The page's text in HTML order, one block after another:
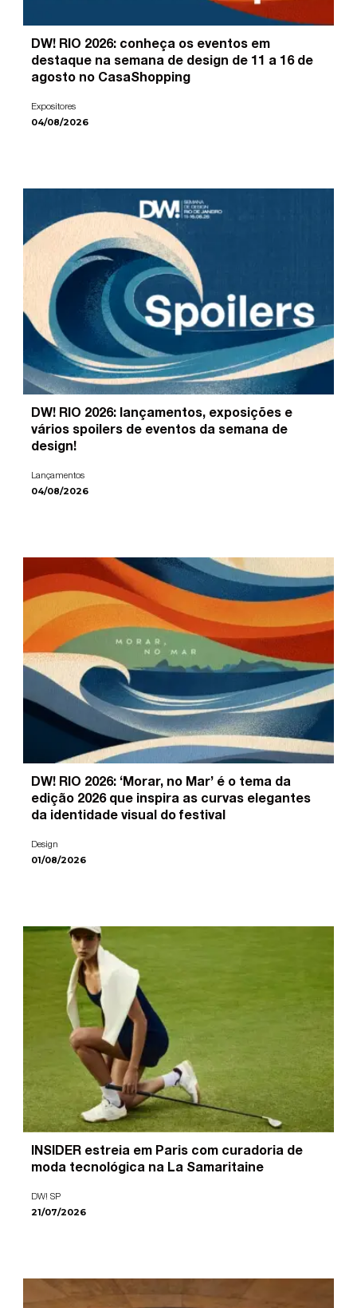
DW! RIO 2026: conheça os eventos em
destaque na semana de design de 11 a 16 de
agosto no CasaShopping
Expositores
04/08/2026
DW! RIO 2026: lançamentos, exposições e
vários spoilers de eventos da semana de
design!
Lançamentos
04/08/2026
DW! RIO 2026: ‘Morar, no Mar’ é o tema da
edição 2026 que inspira as curvas elegantes
da identidade visual do festival
Design
01/08/2026
INSIDER estreia em Paris com curadoria de
moda tecnológica na La Samaritaine
DW! SP
21/07/2026